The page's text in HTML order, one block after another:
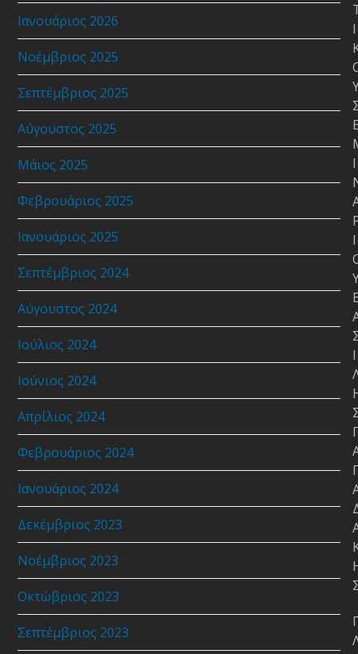
Ιανουάριος 2026
Νοέμβριος 2025
Σεπτέμβριος 2025
Αύγουστος 2025
Μάιος 2025
Φεβρουάριος 2025
Ιανουάριος 2025
Σεπτέμβριος 2024
Αύγουστος 2024
Ιούλιος 2024
Ιούνιος 2024
Απρίλιος 2024
Φεβρουάριος 2024
Ιανουάριος 2024
Δεκέμβριος 2023
Νοέμβριος 2023
Οκτώβριος 2023
Σεπτέμβριος 2023
Ι
Ι
Ι
Ι